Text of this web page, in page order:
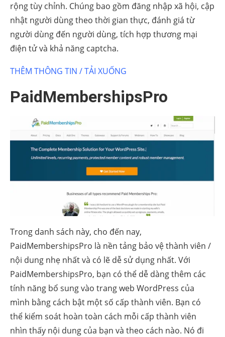
rộng tùy chỉnh. Chúng bao gồm đăng nhập xã hội, cập
nhật người dùng theo thời gian thực, đánh giá từ
người dùng đến người dùng, tích hợp thương mại
điện tử và khả năng captcha.
THÊM THÔNG TIN / TẢI XUỐNG
PaidMembershipsPro
Trong danh sách này, cho đến nay,
PaidMembershipsPro là nền tảng bảo vệ thành viên /
nội dung nhẹ nhất và có lẽ dễ sử dụng nhất. Với
PaidMembershipsPro, bạn có thể dễ dàng thêm các
tính năng bổ sung vào trang web WordPress của
mình bằng cách bật một số cấp thành viên. Bạn có
thể kiểm soát hoàn toàn cách mỗi cấp thành viên
nhìn thấy nội dung của bạn và theo cách nào. Nó đi